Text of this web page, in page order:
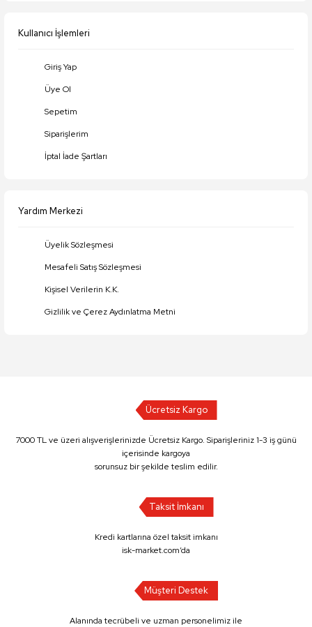
Kullanıcı İşlemleri
Giriş Yap
Üye Ol
Sepetim
Siparişlerim
İptal İade Şartları
Yardım Merkezi
Üyelik Sözleşmesi
Mesafeli Satış Sözleşmesi
Kişisel Verilerin K.K.
Gizlilik ve Çerez Aydınlatma Metni
Ücretsiz Kargo
7000 TL ve üzeri alışverişlerinizde Ücretsiz Kargo. Siparişleriniz 1-3 iş günü
içerisinde kargoya
sorunsuz bir şekilde teslim edilir.
Taksit İmkanı
Kredi kartlarına özel taksit imkanı
isk-market.com’da
Müşteri Destek
Alanında tecrübeli ve uzman personelimiz ile